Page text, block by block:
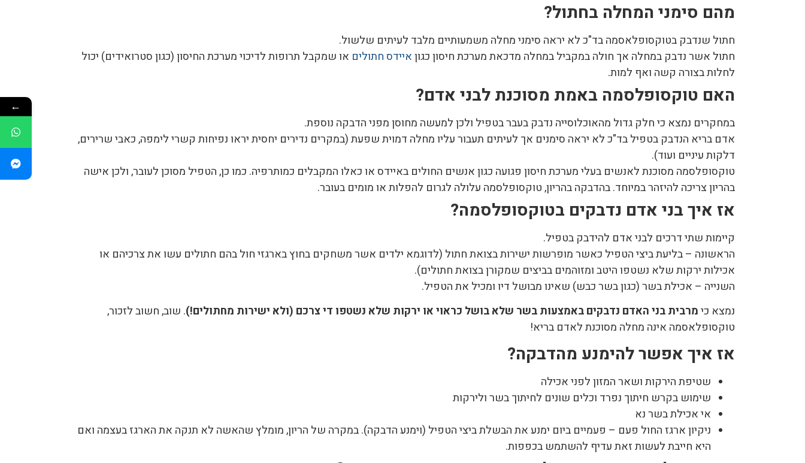
מהם סימני המחלה בחתול?
חתול שנדבק בטוקסופלאסמה בד"כ לא יראה סימני מחלה משמעותיים מלבד לעיתים שלשול.
חתול אשר נדבק במחלה אך חולה במקביל במחלה מדכאת מערכת חיסון כגוןאיידס חתולים או שמקבל תרופות לדיכוי מערכת החיסון (כגון סטרואידים) יכול
לחלות בצורה קשה ואף למות.
האם טוקסופלסמה באמת מסוכנת לבני אדם?
במחקרים נמצא כי חלק גדול מהאוכלוסייה נדבק בעבר בטפיל ולכן למעשה מחוסן מפני הדבקה נוספת.
אדם בריא הנדבק בטפיל בד"כ לא יראה סימנים אך לעיתים תעבור עליו מחלה דמוית שפעת (במקרים נדירים יחסית יראו נפיחות קשרי לימפה, כאבי שרירים,
דלקות עיניים ועוד).
טוקסופלסמה מסוכנת לאנשים בעלי מערכת חיסון פגועה כגון אנשים החולים באיידס או כאלו המקבלים כמותרפיה. כמו כן, הטפיל מסוכן לעובר, ולכן אישה
בהריון צריכה להיזהר במיוחד. בהדבקה בהריון, טוקסופלסמה עלולה לגרום להפלות או מומים בעובר.
אז איך בני אדם נדבקים בטוקסופלסמה?
קיימות שתי דרכים לבני אדם להידבק בטפיל.
הראשונה – בליעת ביצי הטפיל כאשר מופרשות ישירות בצואת חתול (לדוגמא ילדים אשר משחקים בחוץ בארגזי חול בהם חתולים עשו את צרכיהם או
אכילות ירקות שלא נשטפו היטב ומזוהמים בביצים שמקורן בצואת חתולים).
השנייה – אכילת בשר (כגון בשר כבש) שאינו מבושל דיו ומכיל את הטפיל.
נמצא כימרבית בני האדם נדבקים באמצעות בשר שלא בושל כראוי או ירקות שלא נשטפו די צרכם (ולא ישירות מחתולים!). שוב, חשוב לזכור,
טוקסופלאסמה אינה מחלה מסוכנת לאדם בריא!
אז איך אפשר להימנע מהדבקה?
שטיפת הירקות ושאר המזון לפני אכילה
שימוש בקרש חיתוך נפרד וכלים שונים לחיתוך בשר ולירקות
אי אכילת בשר נא
ניקיון ארגז החול פעם – פעמיים ביום ימנע את הבשלת ביצי הטפיל (וימנע הדבקה). במקרה של הריון, מומלץ שהאשה לא תנקה את הארגז בעצמה ואם
היא חייבת לעשות זאת עדיף להשתמש בכפפות.
←